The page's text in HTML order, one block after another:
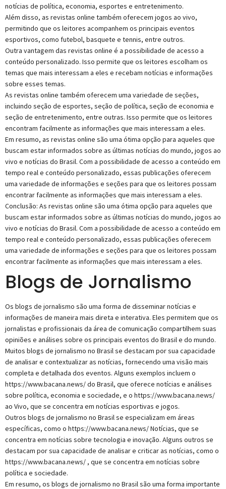
notícias de política, economia, esportes e entretenimento.
Além disso, as revistas online também oferecem jogos ao vivo,
permitindo que os leitores acompanhem os principais eventos
esportivos, como futebol, basquete e tennis, entre outros.
Outra vantagem das revistas online é a possibilidade de acesso a
conteúdo personalizado. Isso permite que os leitores escolham os
temas que mais interessam a eles e recebam notícias e informações
sobre esses temas.
As revistas online também oferecem uma variedade de seções,
incluindo seção de esportes, seção de política, seção de economia e
seção de entretenimento, entre outras. Isso permite que os leitores
encontram facilmente as informações que mais interessam a eles.
Em resumo, as revistas online são uma ótima opção para aqueles que
buscam estar informados sobre as últimas notícias do mundo, jogos ao
vivo e notícias do Brasil. Com a possibilidade de acesso a conteúdo em
tempo real e conteúdo personalizado, essas publicações oferecem
uma variedade de informações e seções para que os leitores possam
encontrar facilmente as informações que mais interessam a eles.
Conclusão: As revistas online são uma ótima opção para aqueles que
buscam estar informados sobre as últimas notícias do mundo, jogos ao
vivo e notícias do Brasil. Com a possibilidade de acesso a conteúdo em
tempo real e conteúdo personalizado, essas publicações oferecem
uma variedade de informações e seções para que os leitores possam
encontrar facilmente as informações que mais interessam a eles.
Blogs de Jornalismo
Os blogs de jornalismo são uma forma de disseminar notícias e
informações de maneira mais direta e interativa. Eles permitem que os
jornalistas e profissionais da área de comunicação compartilhem suas
opiniões e análises sobre os principais eventos do Brasil e do mundo.
Muitos blogs de jornalismo no Brasil se destacam por sua capacidade
de analisar e contextualizar as notícias, fornecendo uma visão mais
completa e detalhada dos eventos. Alguns exemplos incluem o
https://www.bacana.news/ do Brasil, que oferece notícias e análises
sobre política, economia e sociedade, e o https://www.bacana.news/
ao Vivo, que se concentra em notícias esportivas e jogos.
Outros blogs de jornalismo no Brasil se especializam em áreas
específicas, como o https://www.bacana.news/ Notícias, que se
concentra em notícias sobre tecnologia e inovação. Alguns outros se
destacam por sua capacidade de analisar e criticar as notícias, como o
https://www.bacana.news/ , que se concentra em notícias sobre
política e sociedade.
Em resumo, os blogs de jornalismo no Brasil são uma forma importante